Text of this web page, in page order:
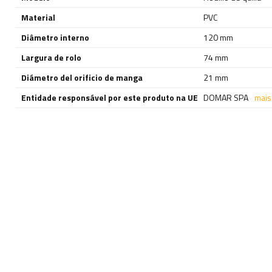
Material
PVC
Diâmetro interno
120 mm
Largura de rolo
74 mm
Diámetro del orificio de manga
21 mm
Entidade responsável por este produto na UE DOMAR SPA mais